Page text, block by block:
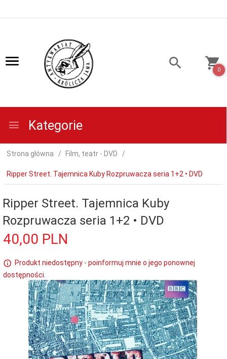
0
Kategorie
Strona główna Film, teatr - DVD
Ripper Street. Tajemnica Kuby Rozpruwacza seria 1+2 • DVD
Ripper Street. Tajemnica Kuby
Rozpruwacza seria 1+2 • DVD
40,00 PLN
Produkt niedostępny - poinformuj mnie o jego ponownej
dostępności.